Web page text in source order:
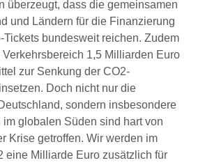
überzeugt, dass die gemeinsamen
und Ländern für die Finanzierung
Tickets bundesweit reichen. Zudem
1,5 Milliarden Euro
zur Senkung der CO2-
Doch nicht nur die
sondern insbesondere
globalen Süden sind hart von
Krise getroffen. Wir werden im
eine Milliarde Euro zusätzlich für